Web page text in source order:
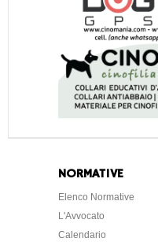
NORMATIVE
Elenco Normative
L'Avvocato
Calendario